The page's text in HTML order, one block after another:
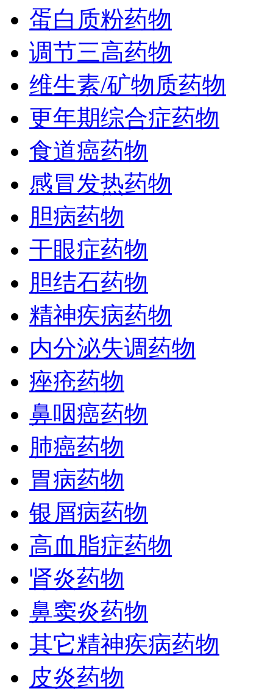
蛋白质粉药物
调节三高药物
维生素/矿物质药物
更年期综合症药物
食道癌药物
感冒发热药物
胆病药物
干眼症药物
胆结石药物
精神疾病药物
内分泌失调药物
痤疮药物
鼻咽癌药物
肺癌药物
胃病药物
银屑病药物
高血脂症药物
肾炎药物
鼻窦炎药物
其它精神疾病药物
皮炎药物